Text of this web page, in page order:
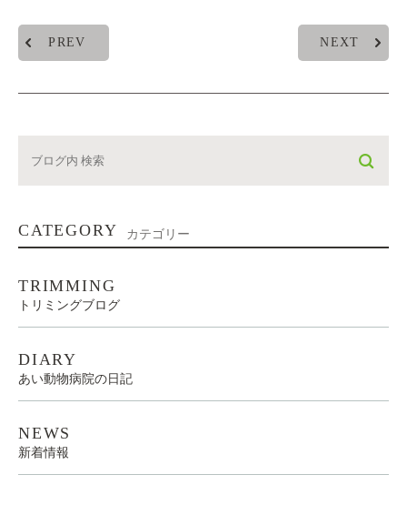
PREV NEXT
CATEGORY カテゴリー
TRIMMING
トリミングブログ
DIARY
あい動物病院の日記
NEWS
新着情報